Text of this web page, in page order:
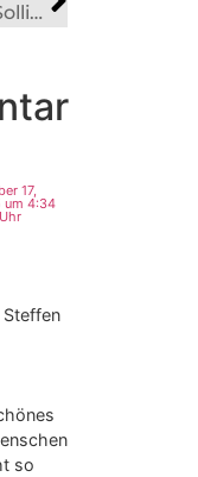
Sollingstraße 19 – Gasthaus Dörnte
17,
um 4:34
Steffen
so